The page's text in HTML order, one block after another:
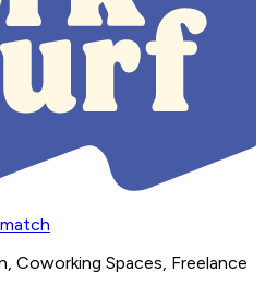
Coworking Spaces, Freelance